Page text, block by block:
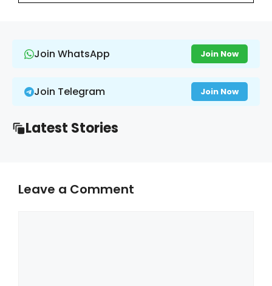
Join WhatsApp Join Now
Join Telegram Join Now
Latest Stories
Leave a Comment